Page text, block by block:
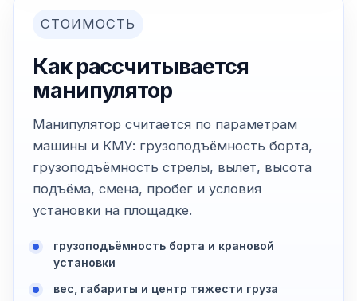
СТОИМОСТЬ
Как рассчитывается
манипулятор
Манипулятор считается по параметрам
машины и КМУ: грузоподъёмность борта,
грузоподъёмность стрелы, вылет, высота
подъёма, смена, пробег и условия
установки на площадке.
грузоподъёмность борта и крановой
установки
вес, габариты и центр тяжести груза